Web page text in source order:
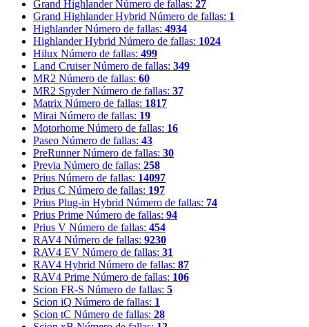
Grand Highlander Número de fallas: 27
Grand Highlander Hybrid Número de fallas: 1
Highlander Número de fallas: 4934
Highlander Hybrid Número de fallas: 1024
Hilux Número de fallas: 499
Land Cruiser Número de fallas: 349
MR2 Número de fallas: 60
MR2 Spyder Número de fallas: 37
Matrix Número de fallas: 1817
Mirai Número de fallas: 19
Motorhome Número de fallas: 16
Paseo Número de fallas: 43
PreRunner Número de fallas: 30
Previa Número de fallas: 258
Prius Número de fallas: 14097
Prius C Número de fallas: 197
Prius Plug-in Hybrid Número de fallas: 74
Prius Prime Número de fallas: 94
Prius V Número de fallas: 454
RAV4 Número de fallas: 9230
RAV4 EV Número de fallas: 31
RAV4 Hybrid Número de fallas: 87
RAV4 Prime Número de fallas: 106
Scion FR-S Número de fallas: 5
Scion iQ Número de fallas: 1
Scion tC Número de fallas: 28